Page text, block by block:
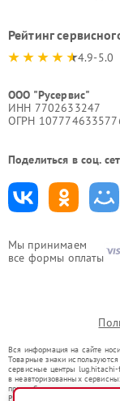
Мы принимаем
все формы оплаты
Рейтинг
4.9-5.0
ООО "Русервис"
ИНН 7702633247
ОГРН
Поделиться в соц.
Вся информация на сайте
Товарные знаки
сервисные центры lug.hitachi-
в неавторизованных
правообладателями
Ремонт осуществляется для